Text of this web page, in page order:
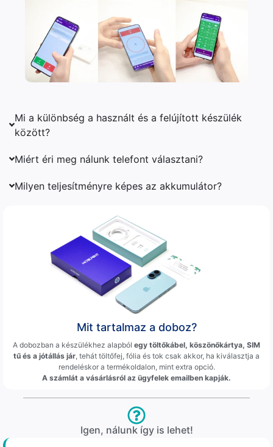
Mi a különbség a használt és a felújított készülék
között?
Miért éri meg nálunk telefont választani?
Milyen teljesítményre képes az akkumulátor?
Mit tartalmaz a doboz?
A dobozban a készülékhez alapból egy töltőkábel, köszönőkártya, SIM
tű és a jótállás jár , tehát töltőfej, fólia és tok csak akkor, ha kiválasztja a
rendeléskor a termékoldalon, mint extra opció.
A számlát a vásárlásról az ügyfelek emailben kapják.
Igen, nálunk így is lehet!